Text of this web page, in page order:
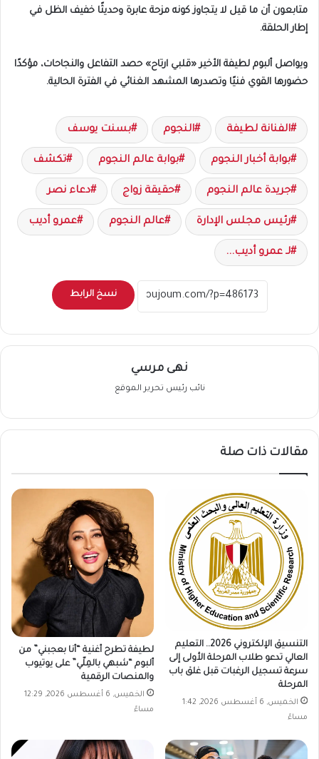
متابعون أن ما قيل لا يتجاوز كونه مزحة عابرة وحديثًا خفيف الظل في
إطار الحلقة.
ويواصل ألبوم لطيفة الأخير «قلبي ارتاح» حصد التفاعل والنجاحات، مؤكدًا
حضورها القوي فنيًا وتصدرها المشهد الغنائي في الفترة الحالية.
الفنانة لطيفة النجوم بسنت يوسف
بوابة أخبار النجوم بوابة عالم النجوم تكشف
جريدة عالم النجوم حقيقة زواج دعاء نصر
رئيس مجلس الإدارة عالم النجوم عمرو أديب
لـ عمرو أديب...
نسخ الرابط
نهى مرسي
نائب رئيس تحرير الموقع
مقالات ذات صلة
التنسيق الإلكتروني 2026.. التعليم
العالي تدعو طلاب المرحلة الأولى إلى
سرعة تسجيل الرغبات قبل غلق باب
المرحلة
الخميس, 6 أغسطس 2026, 1:42
مساءً
لطيفة تطرح أغنية “أنا بعجبني” من
ألبوم “شبهي بالمِلّي” على يوتيوب
والمنصات الرقمية
الخميس, 6 أغسطس 2026, 12:29
مساءً